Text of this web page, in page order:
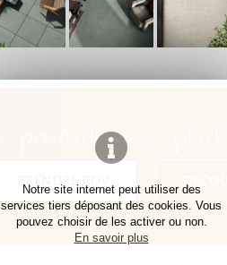
Notre site internet peut utiliser des
services tiers déposant des cookies. Vous
pouvez choisir de les activer ou non.
En savoir plus
Ce produit vous plait ?